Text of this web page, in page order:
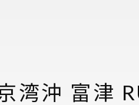
湾沖 富津